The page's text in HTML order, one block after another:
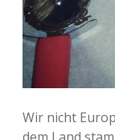
Wir nicht